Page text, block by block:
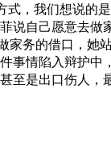
，我们想说的
说自己愿意去做
家务的借口，她
事情陷入辩护中
至是出口伤人，